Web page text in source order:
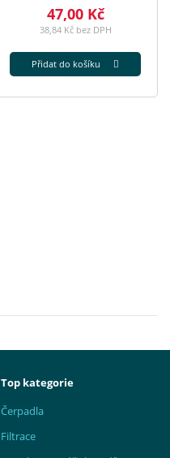
47,00 Kč
38,84 Kč bez DPH
Přidat do košíku
Top kategorie
Čerpadla
Filtrace